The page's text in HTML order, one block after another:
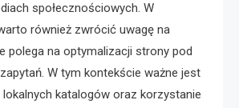
społecznościowych. W
również zwrócić uwagę na
polega na optymalizacji strony pod
W tym kontekście ważne jest
katalogów oraz korzystanie